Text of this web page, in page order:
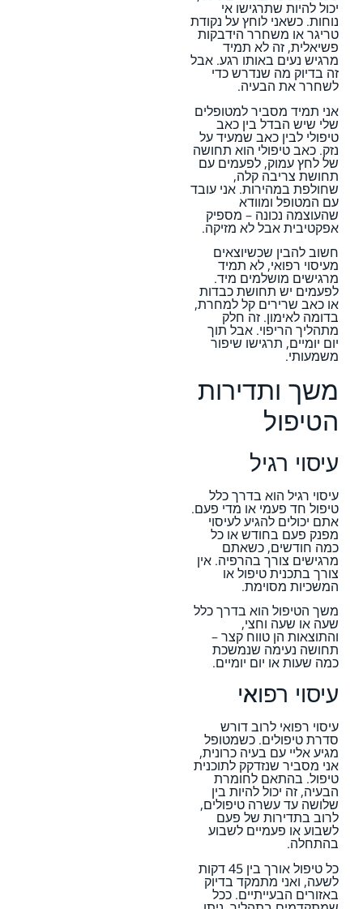
יכול להיות שתרגישו אי
נוחות. כשאני לוחץ על נקודת
טריגר או משחרר הידבקות
פשיאלית, זה לא תמיד
מרגיש נעים באותו רגע. אבל
זה בדיוק מה שנדרש כדי
לשחרר את הבעיה.
אני תמיד מסביר למטופלים
שלי שיש הבדל בין כאב
טיפולי לבין כאב שמעיד על
נזק. כאב טיפולי הוא תחושה
של לחץ עמוק, לפעמים עם
תחושת צריבה קלה,
שחולפת במהירות. אני עובד
עם המטופל ומוודא
שהעוצמה נכונה – מספיק
אפקטיבית אבל לא מזיקה.
חשוב להבין שכשיוצאים
מעיסוי רפואי, לא תמיד
מרגישים מושלמים מיד.
לפעמים יש תחושת כבדות
או כאב שרירים קל למחרת,
בדומה לאימון. זה חלק
מתהליך הריפוי. אבל תוך
יום יומיים, תרגישו שיפור
משמעותי.
משך ותדירות
הטיפול
עיסוי רגיל
עיסוי רגיל הוא בדרך כלל
טיפול חד פעמי או מדי פעם.
אתם יכולים להגיע לעיסוי
מפנק פעם בחודש או כל
כמה חודשים, כשאתם
מרגישים צורך בהרפיה. אין
צורך בתכנית טיפול או
המשכיות מסוימת.
משך הטיפול הוא בדרך כלל
שעה או שעה וחצי,
והתוצאות הן טווח קצר –
תחושה נעימה שנמשכת
כמה שעות או יום יומיים.
עיסוי רפואי
עיסוי רפואי לרוב דורש
סדרת טיפולים. כשמטופל
מגיע אליי עם בעיה כרונית,
אני מסביר שנזדקק לתוכנית
טיפול. בהתאם לחומרת
הבעיה, זה יכול להיות בין
שלושה עד עשרה טיפולים,
לרוב בתדירות של פעם
לשבוע או פעמיים לשבוע
בהתחלה.
כל טיפול אורך בין 45 דקות
לשעה, ואני מתמקד בדיוק
באזורים הבעייתיים. ככל